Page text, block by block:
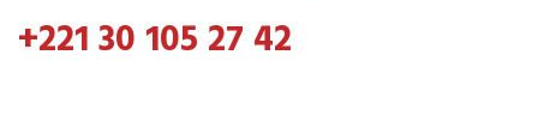
+221 30 105 27 42